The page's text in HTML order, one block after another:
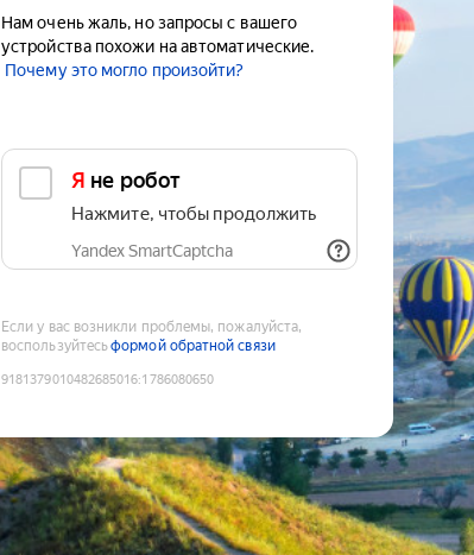
Нам очень жаль, но запросы с вашего
устройства похожи на автоматические.
Почему это могло произойти?
Я не робот
Нажмите, чтобы продолжить
Yandex SmartCaptcha
Если у вас возникли проблемы, пожалуйста,
воспользуйтесьформой обратной связи
9181379010482685016:1786080650